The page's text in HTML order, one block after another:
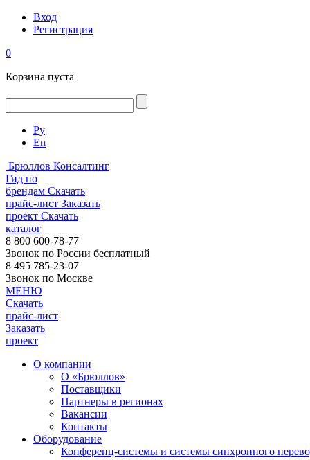
Вход
Регистрация
0
Корзина пуста
Ру
En
Брюллов Консалтинг
Гид по
брендам Скачать
прайс-лист Заказать
проект Скачать
каталог
8 800 600-78-77
Звонок по России бесплатный
8 495 785-23-07
Звонок по Москве
МЕНЮ
Скачать
прайс-лист
Заказать
проект
О компании
О «Брюллов»
Поставщики
Партнеры в регионах
Вакансии
Контакты
Оборудование
Конференц-системы и системы синхронного